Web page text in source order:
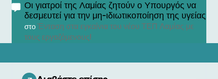
Οι γιατροί της Λαμίας ζητούν ο Υπουργός να
δεσμευτεί για την μη-ιδιωτικοποίηση της υγείας
στο Ένταση στα εγκαίνια του νέου ΤΕΠ Λαμίας με
τους εργαζόμενους!